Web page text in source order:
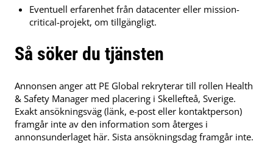
Eventuell erfarenhet från datacenter eller mission-
critical-projekt, om tillgängligt.
Så söker du tjänsten
Annonsen anger att PE Global rekryterar till rollen Health
& Safety Manager med placering i Skellefteå, Sverige.
Exakt ansökningsväg (länk, e-post eller kontaktperson)
framgår inte av den information som återges i
annonsunderlaget här. Sista ansökningsdag framgår inte.